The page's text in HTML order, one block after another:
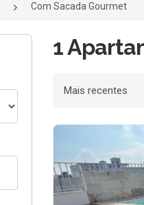
Com Sacada Gourmet
1
Ordenar por